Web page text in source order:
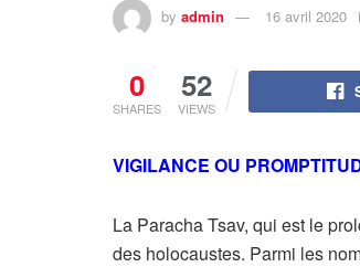
by admin 16 avril 2020
0
SHARES
52
VIEWS
VIGILANCE OU
La Paracha Tsav, qui est le
des holocaustes. Parmi les